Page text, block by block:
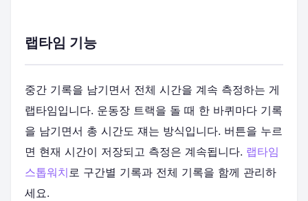
랩타임 기능
중간 기록을 남기면서 전체 시간을 계속 측정하는 게
랩타임입니다. 운동장 트랙을 돌 때 한 바퀴마다 기록
을 남기면서 총 시간도 쟤는 방식입니다. 버튼을 누르
면 현재 시간이 저장되고 측정은 계속됩니다. 랩타임
스톱워치로 구간별 기록과 전체 기록을 함께 관리하
세요.